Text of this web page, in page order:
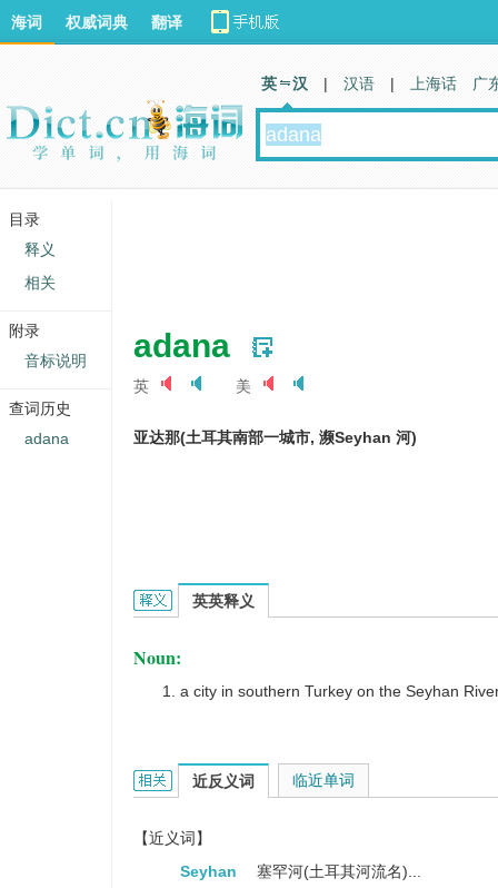
adana
英 美
亚达那(土耳其南部一城市, 濒Seyhan 河)
Adana的英文翻译是什么意思，词典释义与在线翻译
英英释义
Noun:
a city in southern Turkey on the Seyhan
Adana的相关资料：
近反义词
【近义词】
Seyhan
塞罕河(土耳其河流名)...
临近单词
海词 权威词典 翻译
英 汉 | 汉语 | 上海话 广
目录
释义
相关
附录
音标说明
查词历史
adana